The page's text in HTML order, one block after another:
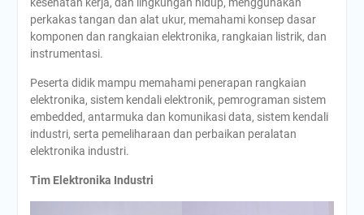
perkakas tangan dan alat ukur, memahami konsep dasar
komponen dan rangkaian elektronika, rangkaian listrik, dan
instrumentasi.
Peserta didik mampu memahami penerapan rangkaian
elektronika, sistem kendali elektronik, pemrograman sistem
embedded, antarmuka dan komunikasi data, sistem kendali
industri, serta pemeliharaan dan perbaikan peralatan
elektronika industri.
Tim Elektronika Industri